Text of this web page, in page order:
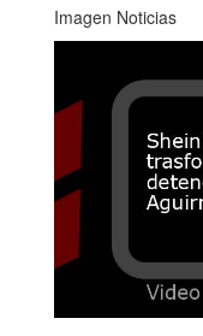
Imagen Noticias